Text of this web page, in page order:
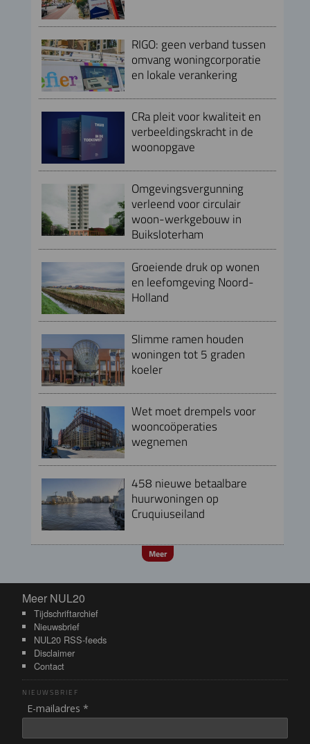
RIGO: geen verband tussen
omvang woningcorporatie
en lokale verankering
CRa pleit voor kwaliteit en
verbeeldingskracht in de
woonopgave
Omgevingsvergunning
verleend voor circulair
woon-werkgebouw in
Buiksloterham
Groeiende druk op wonen
en leefomgeving Noord-
Holland
Slimme ramen houden
woningen tot 5 graden
koeler
Wet moet drempels voor
wooncoöperaties
wegnemen
458 nieuwe betaalbare
huurwoningen op
Cruquiuseiland
Meer
Meer NUL20
Meer NUL20
Tijdschriftarchief
Nieuwsbrief
NUL20 RSS-feeds
Disclaimer
Contact
NIEUWSBRIEF
E-mailadres *